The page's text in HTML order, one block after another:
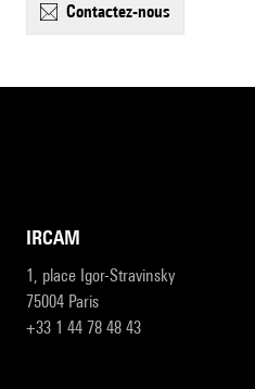
contactez-nous
IRCAM
1, place Igor-Stravinsky
75004 Paris
+33 1 44 78 48 43